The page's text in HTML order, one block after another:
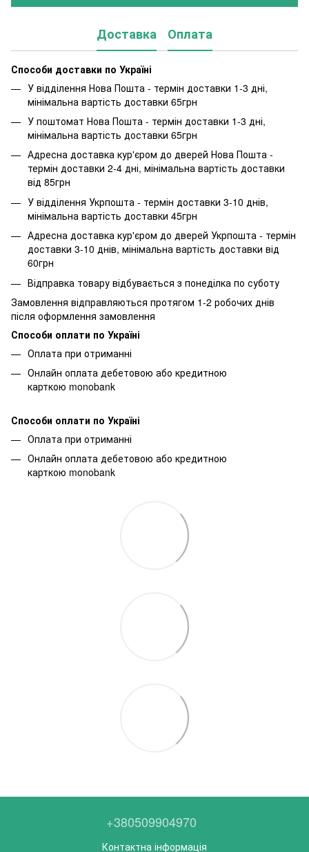
Доставка Оплата
Способи доставки по Україні
У відділення Нова Пошта - термін доставки 1-3 дні,
мінімальна вартість доставки 65грн
У поштомат Нова Пошта - термін доставки 1-3 дні,
мінімальна вартість доставки 65грн
Адресна доставка кур'єром до дверей Нова Пошта -
термін доставки 2-4 дні, мінімальна вартість доставки
від 85грн
У відділення Укрпошта - термін доставки 3-10 днів,
мінімальна вартість доставки 45грн
Адресна доставка кур'єром до дверей Укрпошта - термін
доставки 3-10 днів, мінімальна вартість доставки від
60грн
Відправка товару відбувається з понеділка по суботу
Замовлення відправляються протягом 1-2 робочих днів
після оформлення замовлення
Способи оплати по Україні
Оплата при отриманні
Онлайн оплата дебетовою або кредитною
карткою monobank
Способи оплати по Україні
Оплата при отриманні
Онлайн оплата дебетовою або кредитною
карткою monobank
+380509904970
Контактна інформація